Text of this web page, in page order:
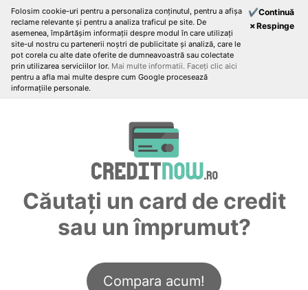
Folosim cookie-uri pentru a personaliza conținutul, pentru a afișa
reclame relevante și pentru a analiza traficul pe site. De
asemenea, împărtășim informații despre modul în care utilizați
site-ul nostru cu partenerii noștri de publicitate și analiză, care le
pot corela cu alte date oferite de dumneavoastră sau colectate
prin utilizarea serviciilor lor. Mai multe informatii. Faceți clic aici
pentru a afla mai multe despre cum Google procesează
informațiile personale.
✔Continuă
✗Respinge
Căutați un card de credit
sau un împrumut?
Compara acum!